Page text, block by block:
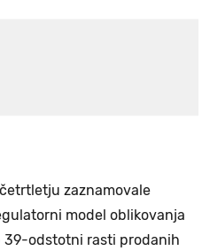
zaznamovale
model oblikovanja
39-odstotni rasti prodanih